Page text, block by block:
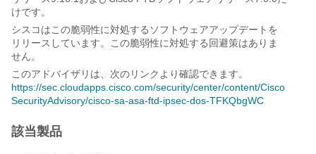
けです。
シスコはこの脆弱性に対処するソフトウェアアップデートを
リリースしています。この脆弱性に対処する回避策はありま
せん。
このアドバイザリは、次のリンクより確認できます。
https://sec.cloudapps.cisco.com/security/center/content/Cisco
SecurityAdvisory/cisco-sa-asa-ftd-ipsec-dos-TFKQbgWC
該当製品